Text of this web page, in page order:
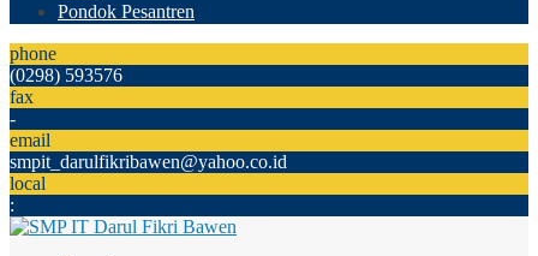
Pondok Pesantren
phone
(0298) 593576
fax
-
email
smpit_darulfikribawen@yahoo.co.id
local
: